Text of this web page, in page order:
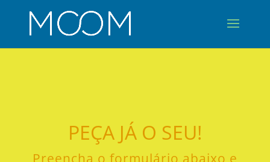
PEÇA JÁ O SEU!
Preencha o formulário abaixo e